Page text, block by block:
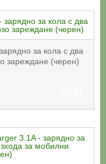
за кола с два
зареждане (черен)